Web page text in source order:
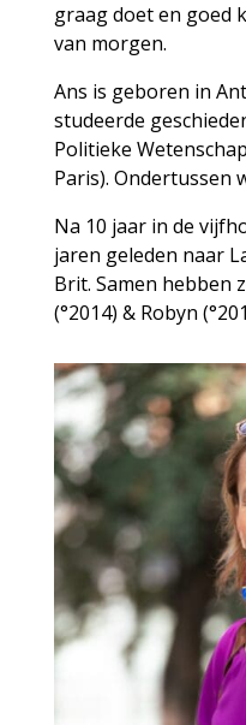
graag doet en goed
van morgen.
Ans is geboren in
studeerde
Politieke
Paris). Ondertussen
Na 10 jaar in de
jaren geleden naar
Brit. Samen hebben
(°2014) & Robyn